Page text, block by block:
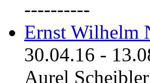
----------
Ernst Wilhelm
30.04.16 -
Aurel